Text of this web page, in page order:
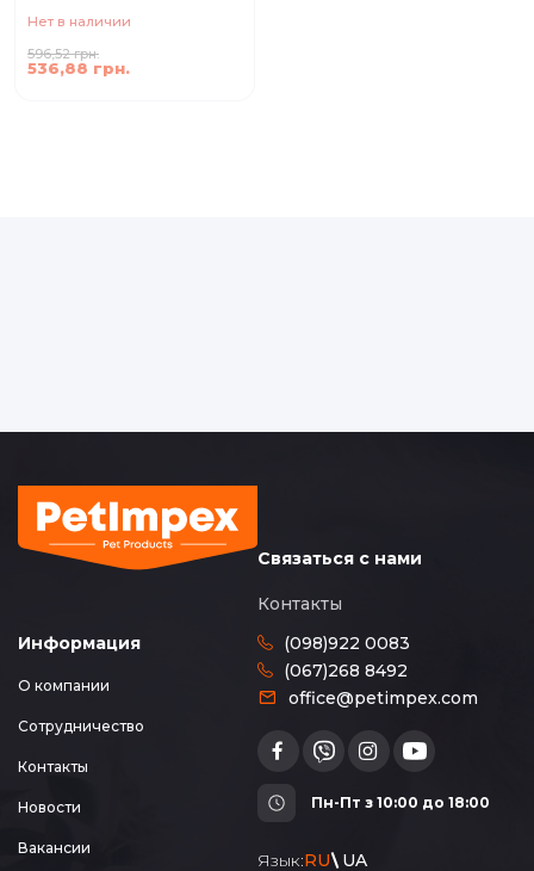
Нет в наличии
596,52 грн.
536,88 грн.
Информация
О компании
Сотрудничество
Контакты
Новости
Вакансии
Связаться с нами
Контакты
(098)922 0083
(067)268 8492
office@petimpex.com
Пн-Пт з 10:00 до 18:00
Язык:RU UA